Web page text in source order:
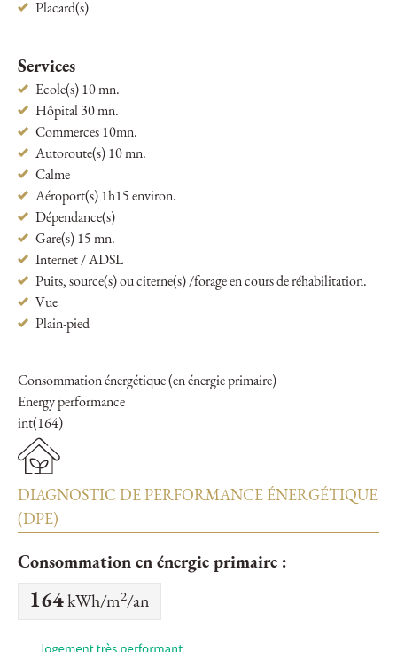
Placard(s)
Services
Ecole(s) 10 mn.
Hôpital 30 mn.
Commerces 10mn.
Autoroute(s) 10 mn.
Calme
Aéroport(s) 1h15 environ.
Dépendance(s)
Gare(s) 15 mn.
Internet / ADSL
Puits, source(s) ou citerne(s) /forage en cours de réhabilitation.
Vue
Plain-pied
Consommation énergétique (en énergie primaire)
Energy performance
int(164)
DIAGNOSTIC DE PERFORMANCE ÉNERGÉTIQUE
(DPE)
Consommation en énergie primaire :
164 kWh/m2/an